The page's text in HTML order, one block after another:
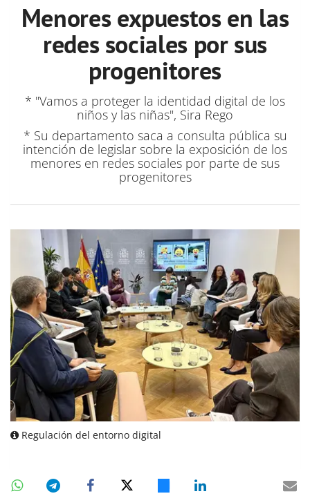
Menores expuestos en las
redes sociales por sus
progenitores
* "Vamos a proteger la identidad digital de los
niños y las niñas", Sira Rego
* Su departamento saca a consulta pública su
intención de legislar sobre la exposición de los
menores en redes sociales por parte de sus
progenitores
Regulación del entorno digital